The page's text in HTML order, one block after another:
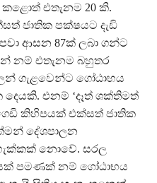
එතැනම 20 කි.
ජාතික පක්ෂයට දැඩි
ආසන 87ක් ලබා ගන්ට
නම් එතැනම බහුතර
ගැළවෙන්ට ගෝඨාභය
එනම් ‘දෑත් ශක්තිමත්
කිහිපයක් එක්සත් ජාතික
දේශපාලන
නොවේ. සරල
පමණක් නම් ගෝඨාභය